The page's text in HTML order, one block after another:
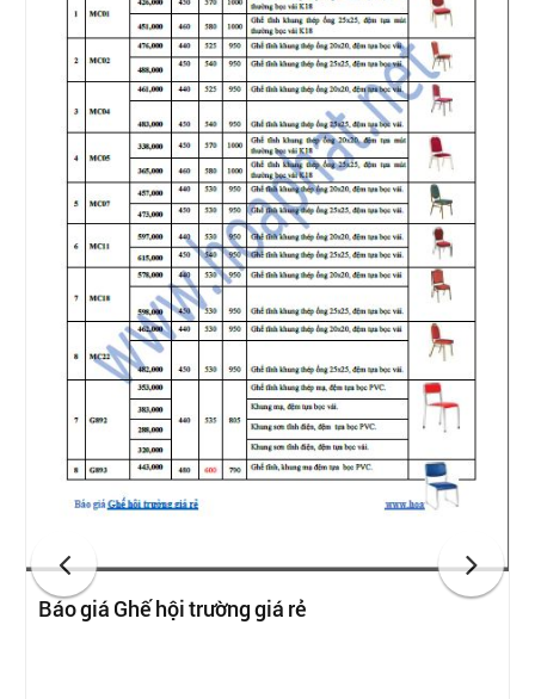
Báo giá Ghế hội trường giá rẻ